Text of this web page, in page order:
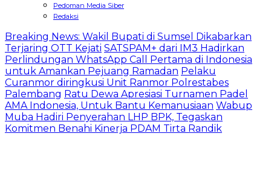
Pedoman Media Siber
Redaksi
Breaking News: Wakil Bupati di Sumsel Dikabarkan
Terjaring OTT Kejati SATSPAM+ dari IM3 Hadirkan
Perlindungan WhatsApp Call Pertama di Indonesia
untuk Amankan Pejuang Ramadan Pelaku
Curanmor diringkusi Unit Ranmor Polrestabes
Palembang Ratu Dewa Apresiasi Turnamen Padel
AMA Indonesia, Untuk Bantu Kemanusiaan Wabup
Muba Hadiri Penyerahan LHP BPK, Tegaskan
Komitmen Benahi Kinerja PDAM Tirta Randik